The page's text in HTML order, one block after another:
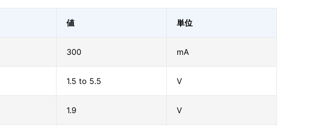
値 単位
300 mA
1.5 to 5.5 V
1.9 V